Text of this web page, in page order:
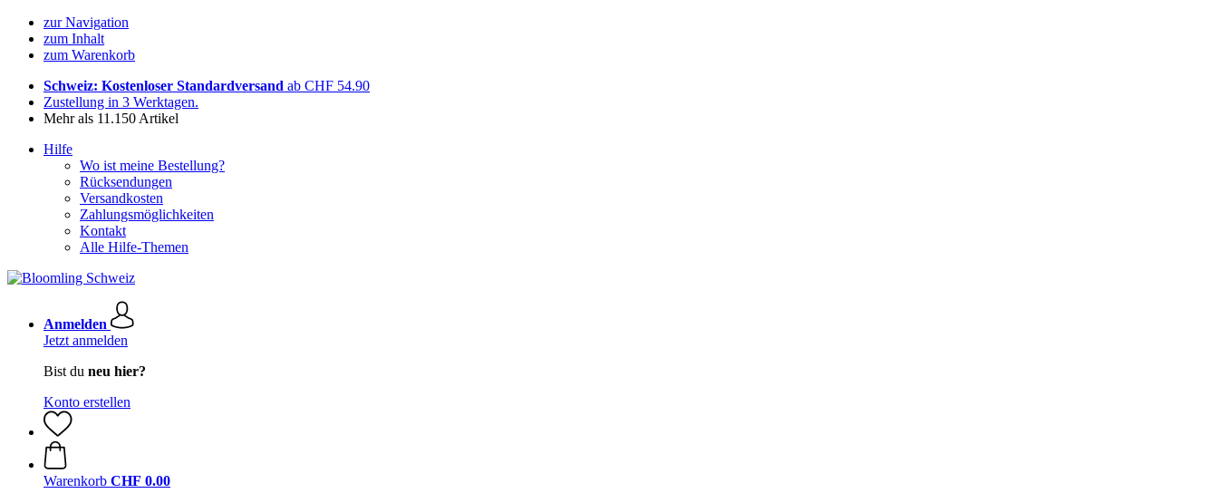
zur Navigation
zum Inhalt
zum Warenkorb
Schweiz: Kostenloser Standardversand ab CHF 54.90
Zustellung in 3 Werktagen.
Mehr als 11.150 Artikel
Hilfe
Wo ist meine Bestellung?
Rücksendungen
Versandkosten
Zahlungsmöglichkeiten
Kontakt
Alle Hilfe-Themen
Anmelden
Jetzt anmelden
Bist du neu hier?
Konto erstellen
Warenkorb CHF 0.00